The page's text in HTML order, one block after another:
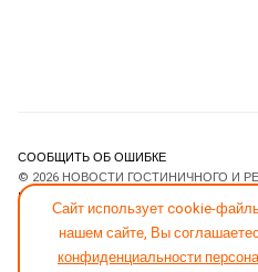
Сайт использует cookie-
нашем сайте, Вы
конфиденциальности
СООБЩИТЬ ОБ ОШИБКЕ
© 2026 НОВОСТИ ГОСТИНИЧНОГО И
ESTATE
- ПРОГРАММНОЕ
ЛИЦЕНЗИИGNU GENERAL PUBLIC